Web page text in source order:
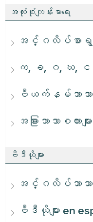
အလုံးစုံကျန်းမာရေး
အင်္ဂလိပ်စာရွက်
က, ခ, ဂ, ဃ, င
ဗီယက်နမ်ဘာသာဖ
အခြားဘာသာစကားများ
ဗီဒီယိုများ
အင်္ဂလိပ်ဘာသာ
ဗီဒီယိုများ en